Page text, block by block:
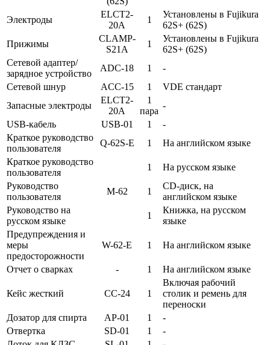
Электроды
ELCT2-
20A
1
Установлены в Fujikura
62S+ (62S)
Прижимы
CLAMP-
S21A
1
Установлены в Fujikura
62S+ (62S)
Сетевой адаптер/
зарядное устройство
ADC-18 1
-
Сетевой шнур
ACC-15 1
VDE стандарт
Запасные электроды
ELCT2-
20A
1
пара
-
USB-кабель
USB-01 1
-
Краткое руководство
пользователя
Q-62S-E 1
На английском языке
Краткое руководство
пользователя
1
На русском языке
Руководство
пользователя
M-62 1
CD-диск, на
английском языке
Руководство на
русском языке
1
Книжка, на русском
языке
Предупреждения и
меры
предосторожности
W-62-E 1 На английском языке
Отчет о сварках - 1 На английском языке
Кейс жесткий CC-24 1
Включая рабочий
столик и ремень для
переноски
Дозатор для спирта
AP-01 1
-
Отвертка
SD-01 1
-